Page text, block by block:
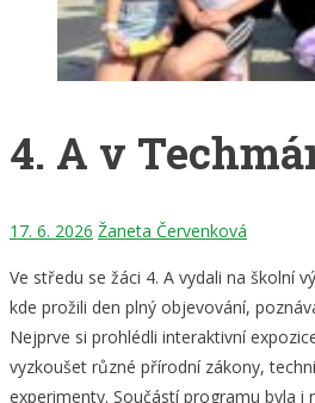
4. A v
17. 6. 2026 Žaneta Červenková
Ve středu se žáci 4. A vydali na školní
kde prožili den plný objevování,
Nejprve si prohlédli interaktivní
vyzkoušet různé přírodní zákony,
experimenty. Součástí programu byla i